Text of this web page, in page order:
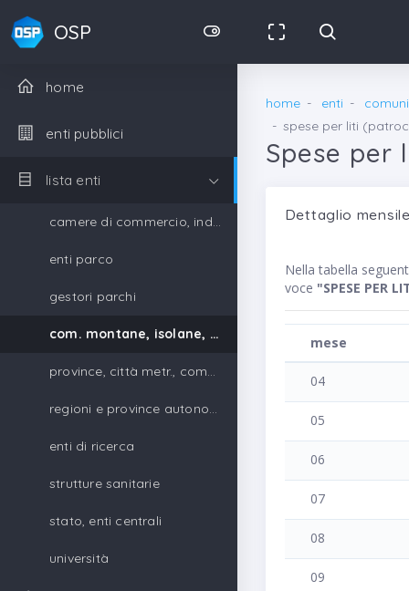
OSP
home
enti pubblici
lista enti
camere di commercio, industria, artigianato e agricoltura
enti parco
gestori parchi
com. montane, isolane, gestori parchi
province, città metr., comuni, unione di comuni
regioni e province autonome
enti di ricerca
strutture sanitarie
stato, enti centrali
università
home enti
spese per liti
Spese per
Dettaglio
Nella tabella
voce "SPESE PER
mese
04
05
06
07
08
09